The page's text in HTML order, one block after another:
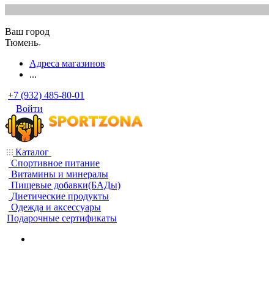
Ваш город
Тюмень
Адреса магазинов
...
+7 (932) 485-80-01
Войти
Каталог
Спортивное питание
Витамины и минералы
Пищевые добавки(БАДы)
Диетические продукты
Одежда и аксессуары
Подарочные сертификаты